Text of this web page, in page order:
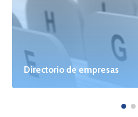
Directorio de empresas